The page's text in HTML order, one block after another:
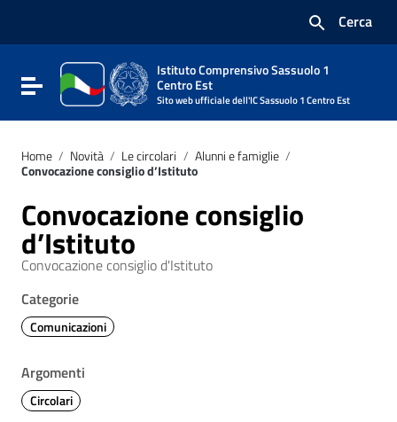
Vai al footer
Cerca
Attiva / disattiva la navigazione
Istituto Comprensivo Sassuolo 1
Centro Est
Sito web ufficiale dell'IC Sassuolo 1 Centro Est
Home / Novità / Le circolari / Alunni e famiglie /
Convocazione consiglio d’Istituto
Convocazione consiglio
d’Istituto
Convocazione consiglio d'Istituto
Categorie
Comunicazioni
Argomenti
Circolari